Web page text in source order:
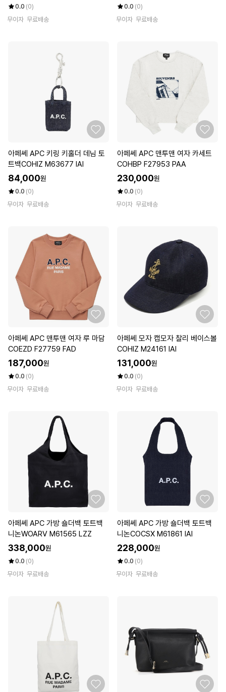
0.0 (0)
무이자 무료배송
0.0 (0)
무이자 무료배송
아페쎄 APC 키링 키홀더 데님 토
트백COHIZ M63677 IAI
84,000원
0.0 (0)
무이자 무료배송
아페쎄 APC 맨투맨 여자 카세트
COHBP F27953 PAA
230,000원
0.0 (0)
무이자 무료배송
아페쎄 APC 맨투맨 여자 루 마담
COEZD F27759 FAD
187,000원
0.0 (0)
무이자 무료배송
아페쎄 모자 캡모자 찰리 베이스볼
COHIZ M24161 IAI
131,000원
0.0 (0)
무이자 무료배송
아페쎄 APC 가방 숄더백 토트백
니논WOARV M61565 LZZ
338,000원
0.0 (0)
무이자 무료배송
아페쎄 APC 가방 숄더백 토트백
니논COCSX M61861 IAI
228,000원
0.0 (0)
무이자 무료배송